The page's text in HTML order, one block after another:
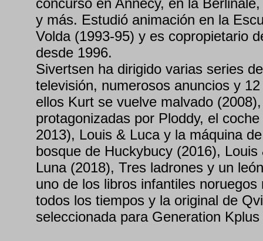
concurso en Annecy, en la
y más. Estudió animación en la
Volda (1993-95) y es copropietario
desde 1996.
Sivertsen ha dirigido varias series
televisión, numerosos anuncios y
ellos Kurt se vuelve malvado
protagonizadas por Ploddy, el
2013), Louis & Luca y la máquina
bosque de Huckybucy (2016),
Luna (2018), Tres ladrones y un
uno de los libros infantiles noruegos
todos los tiempos y la original de
seleccionada para Generation